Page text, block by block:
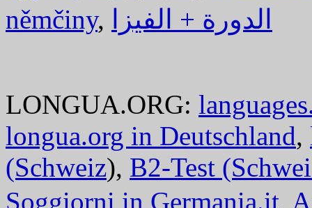
němčiny, الدورة + الفيزا
LONGUA.ORG:
longua.org in Deutschland,
(Schweiz), B2-Test
Soggiorni in Germania.it,